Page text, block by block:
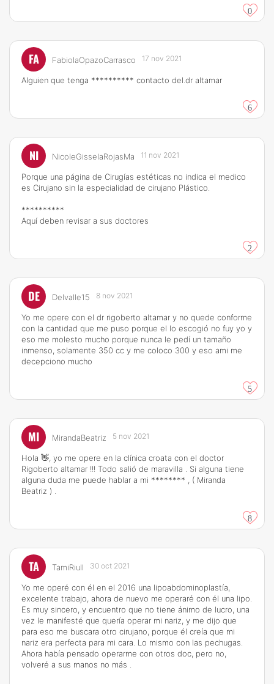
0
FA FabiolaOpazoCarrasco 17 nov 2021
Alguien que tenga ********** contacto del.dr altamar
6
NI NicoleGisselaRojasMa 11 nov 2021
Porque una página de Cirugías estéticas no indica el medico
es Cirujano sin la especialidad de cirujano Plástico.
**********
Aquí deben revisar a sus doctores
2
DE Delvalle15 8 nov 2021
Yo me opere con el dr rigoberto altamar y no quede conforme
con la cantidad que me puso porque el lo escogió no fuy yo y
eso me molesto mucho porque nunca le pedí un tamaño
inmenso, solamente 350 cc y me coloco 300 y eso ami me
decepciono mucho
5
MI MirandaBeatriz 5 nov 2021
Hola 👋, yo me opere en la clínica croata con el doctor
Rigoberto altamar !!! Todo salió de maravilla . Si alguna tiene
alguna duda me puede hablar a mi ******** , ( Miranda
Beatriz ) .
8
TA TamiRiull 30 oct 2021
Yo me operé con él en el 2016 una lipoabdominoplastía,
excelente trabajo, ahora de nuevo me operaré con él una lipo.
Es muy sincero, y encuentro que no tiene ánimo de lucro, una
vez le manifesté que quería operar mi nariz, y me dijo que
para eso me buscara otro cirujano, porque él creía que mi
nariz era perfecta para mi cara. Lo mismo con las pechugas.
Ahora había pensado operarme con otros doc, pero no,
volveré a sus manos no más .